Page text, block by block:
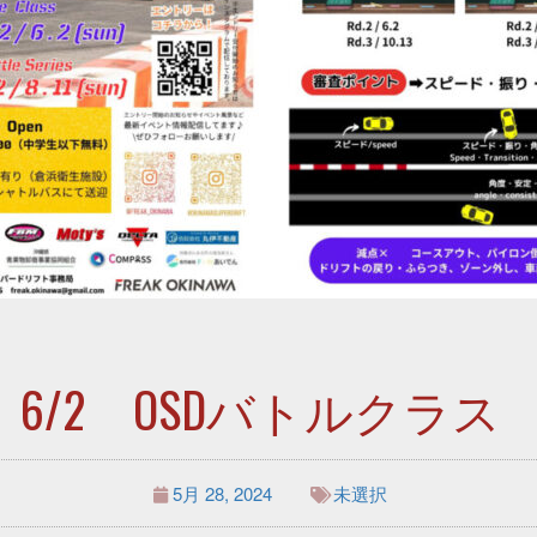
2 OSDバトルクラス
5月 28, 2024 未選択